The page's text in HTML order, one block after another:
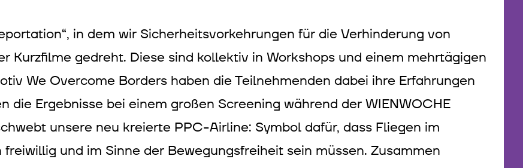
in dem wir Sicherheitsvorkehrungen für die Verhinderung von
Kurzfilme gedreht. Diese sind kollektiv in Workshops und einem mehrtägigen
We Overcome Borders haben die Teilnehmenden dabei ihre Erfahrungen
Ergebnisse bei einem großen Screening während der WIENWOCHE
unsere neu kreierte PPC-Airline: Symbol dafür, dass Fliegen im
und im Sinne der Bewegungsfreiheit sein müssen. Zusammen